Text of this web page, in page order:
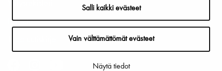
Salli kaikki evästeet
Vain välttämättömät evästeet
Näytä tiedot
Palaute